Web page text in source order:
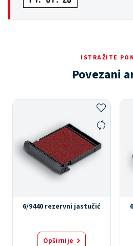
ISTRAŽITE
Povezani
6/9440 rezervni jastučić
Opširnije